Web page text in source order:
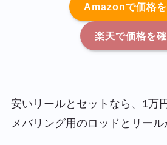
Amazonで価格
楽天で価格を
安いリールとセットなら、1万
メバリング用のロッドとリール